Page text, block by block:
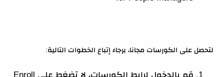
لتحصل على الكورسات مجانا، برجاء إتباع الخطوات التالية:
قم بالدخول لرابط الكورسات، لا تضغط على Enroll